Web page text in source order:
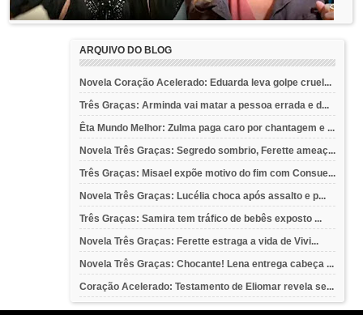
ARQUIVO DO BLOG
Novela Coração Acelerado: Eduarda leva golpe cruel...
Três Graças: Arminda vai matar a pessoa errada e d...
Êta Mundo Melhor: Zulma paga caro por chantagem e ...
Novela Três Graças: Segredo sombrio, Ferette ameaç...
Três Graças: Misael expõe motivo do fim com Consue...
Novela Três Graças: Lucélia choca após assalto e p...
Três Graças: Samira tem tráfico de bebês exposto ...
Novela Três Graças: Ferette estraga a vida de Vivi...
Novela Três Graças: Chocante! Lena entrega cabeça ...
Coração Acelerado: Testamento de Eliomar revela se...